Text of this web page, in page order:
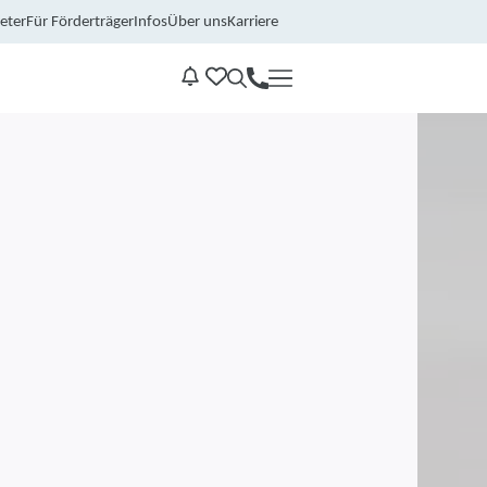
Für FörderträgerInfosÜber unsKarriere
Kontakt